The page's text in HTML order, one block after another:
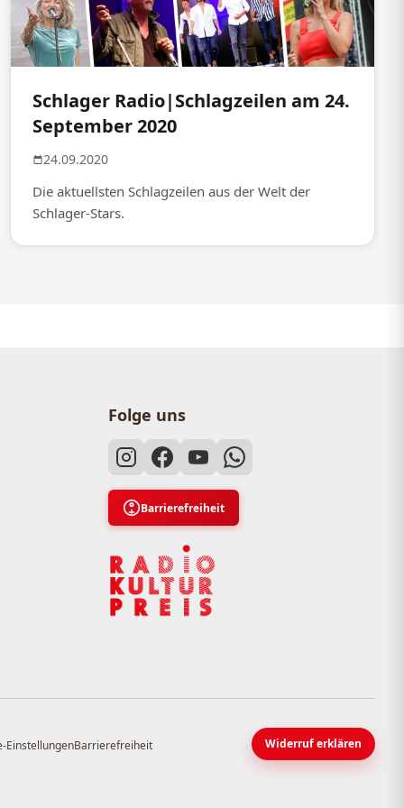
Schlager Radio|Schlagzeilen am 24.
September 2020
24.09.2020
Die aktuellsten Schlagzeilen aus der Welt der
Schlager-Stars.
Folge uns
Barrierefreiheit
EinstellungenBarrierefreiheit Widerruf erklären